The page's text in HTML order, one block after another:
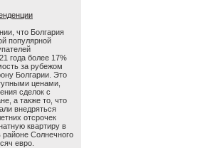
что Болгария
популярной
года более 17%
за рубежом
Болгарии. Это
ценами,
сделок с
а также то, что
внедряться
отсрочек
квартиру в
Солнечного
евро.